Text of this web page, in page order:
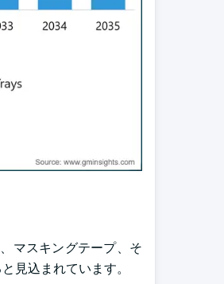
マスキングテープ、そ
見込まれています。